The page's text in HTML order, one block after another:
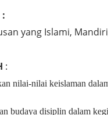
:
yang Islami,
:
nilai-nilai keislaman
budaya disiplin dalam